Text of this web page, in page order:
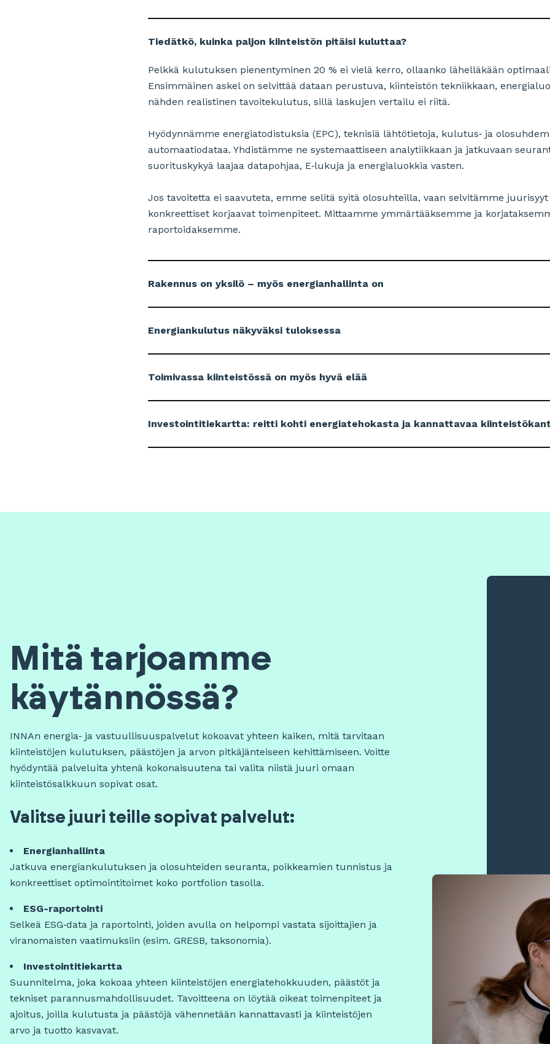
Tiedätkö, kuinka paljon kiinteistön pitäisi kuluttaa?
Pelkkä kulutuksen pienentyminen 20 % ei vielä kerro, ollaanko lähelläkään
Ensimmäinen askel on selvittää dataan perustuva, kiinteistön tekniikkaan,
nähden realistinen tavoitekulutus, sillä laskujen vertailu ei riitä.
Hyödynnämme energiatodistuksia (EPC), teknisiä lähtötietoja, kulutus‑ ja
automaatiodataa. Yhdistämme ne systemaattiseen analytiikkaan ja jatkuvaan
suorituskykyä laajaa datapohjaa, E‑lukuja ja energialuokkia vasten.
Jos tavoitetta ei saavuteta, emme selitä syitä olosuhteilla, vaan selvitämme
konkreettiset korjaavat toimenpiteet. Mittaamme ymmärtääksemme ja
raportoidaksemme.
Rakennus on yksilö – myös energianhallinta on
Energiankulutus näkyväksi tuloksessa
Toimivassa kiinteistössä on myös hyvä elää
Investointitiekartta: reitti kohti energiatehokasta ja kannattavaa
Mitä tarjoamme
käytännössä?
INNAn energia‑ ja vastuullisuuspalvelut kokoavat yhteen kaiken, mitä tarvitaan
kiinteistöjen kulutuksen, päästöjen ja arvon pitkäjänteiseen kehittämiseen. Voitte
hyödyntää palveluita yhtenä kokonaisuutena tai valita niistä juuri omaan
kiinteistösalkkuun sopivat osat.
Valitse juuri teille sopivat palvelut:
Energianhallinta
Jatkuva energiankulutuksen ja olosuhteiden seuranta, poikkeamien tunnistus ja
konkreettiset optimointitoimet koko portfolion tasolla.
ESG-raportointi
Selkeä ESG‑data ja raportointi, joiden avulla on helpompi vastata sijoittajien ja
viranomaisten vaatimuksiin (esim. GRESB, taksonomia).
Investointitiekartta
Suunnitelma, joka kokoaa yhteen kiinteistöjen energiatehokkuuden, päästöt ja
tekniset parannusmahdollisuudet. Tavoitteena on löytää oikeat toimenpiteet ja
ajoitus, joilla kulutusta ja päästöjä vähennetään kannattavasti ja kiinteistöjen
arvo ja tuotto kasvavat.